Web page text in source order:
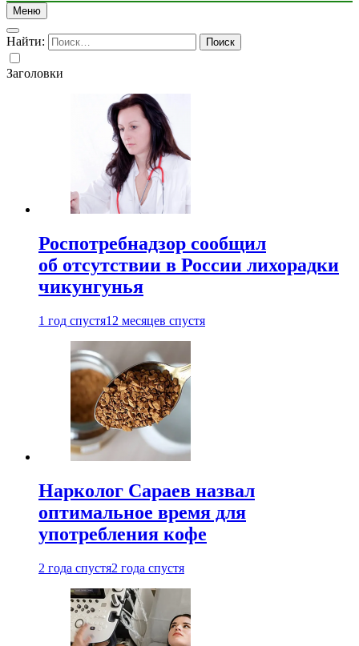
Меню
Найти:
Заголовки
Роспотребнадзор сообщил
об отсутствии в России лихорадки
чикунгунья
1 год спустя12 месяцев спустя
Нарколог Сараев назвал
оптимальное время для
употребления кофе
2 года спустя2 года спустя